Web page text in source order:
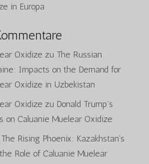
in Europa
Oxidize zu The Russian
Impacts on the Demand for
Oxidize in Uzbekistan
Oxidize zu Donald Trump’s
Caluanie Muelear Oxidize
The Rising Phoenix: Kazakhstan’s
Role of Caluanie Muelear